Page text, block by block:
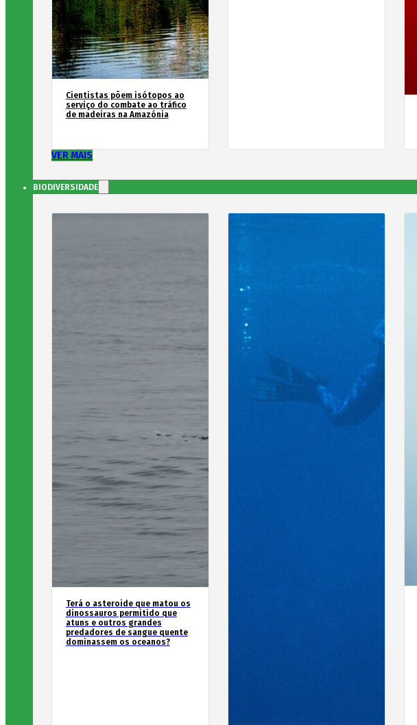
Cientistas põem isótopos ao
serviço do combate ao tráfico
de madeiras na Amazónia
VER MAIS
BIODIVERSIDADE
Terá o asteroide que matou os
dinossauros permitido que
atuns e outros grandes
predadores de sangue quente
dominassem os oceanos?